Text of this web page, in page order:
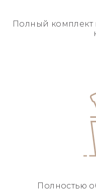
Полный комплект
Полностью